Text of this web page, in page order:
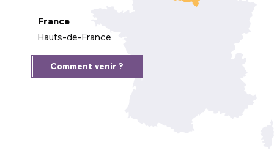
France
Hauts-de-France
Comment venir ?